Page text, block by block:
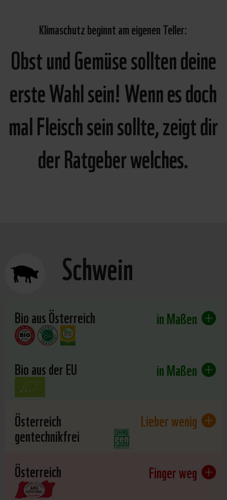
Klimaschutz beginnt am eigenen Teller:
Obst und Gemüse sollten deine
erste Wahl sein! Wenn es doch
mal Fleisch sein sollte, zeigt dir
der Ratgeber welches.
Schwein
Bio aus Österreich in Maßen
Bio aus der EU in Maßen
Österreich
gentechnikfrei
Lieber wenig
Österreich Finger weg